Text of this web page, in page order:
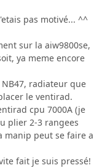
pas motivé... ^^
sur la aiw9800se,
ya meme encore
radiateur que
le ventirad.
cpu 7000A (je
plier 2-3 rangees
manip peut se faire a
fait je suis pressé!